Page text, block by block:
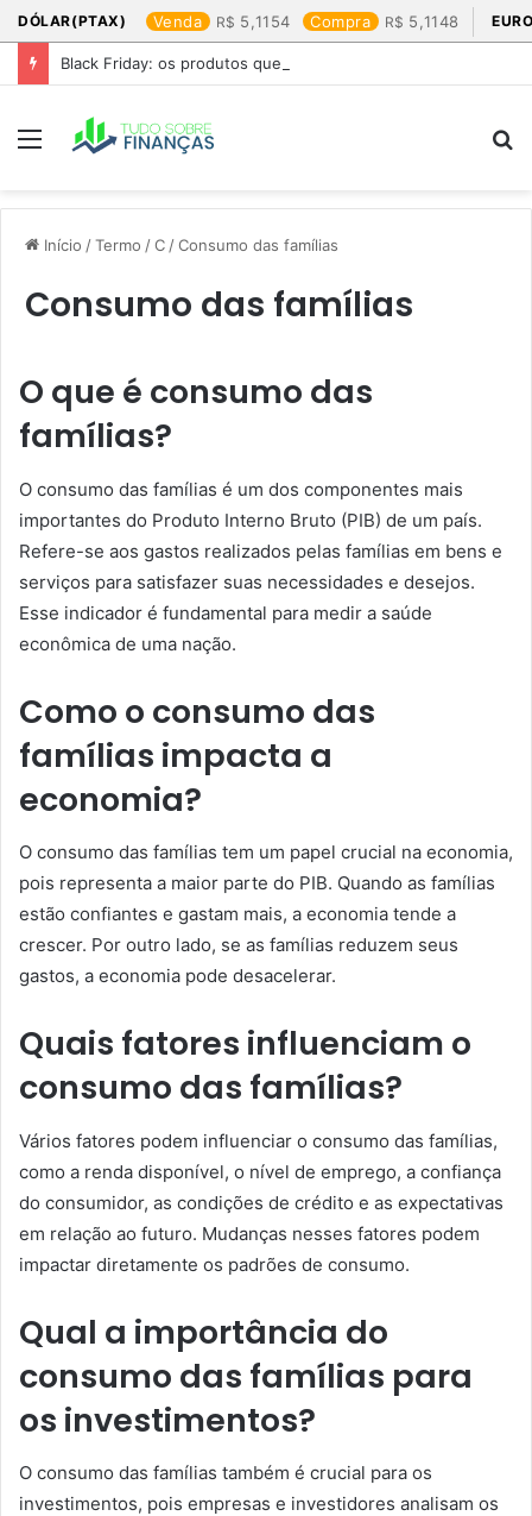
DÓLAR(PTAX) Venda 5,1154 Compra 5,1148
Black Friday: os produtos que mais valem a pena
Menu
Início /Termo /C /Consumo das famílias
Consumo das famílias
O que é consumo das
famílias?
O consumo das famílias é um dos componentes mais
importantes do Produto Interno Bruto (PIB) de um país.
Refere-se aos gastos realizados pelas famílias em bens e
serviços para satisfazer suas necessidades e desejos.
Esse indicador é fundamental para medir a saúde
econômica de uma nação.
Como o consumo das
famílias impacta a
economia?
O consumo das famílias tem um papel crucial na economia,
pois representa a maior parte do PIB. Quando as famílias
estão confiantes e gastam mais, a economia tende a
crescer. Por outro lado, se as famílias reduzem seus
gastos, a economia pode desacelerar.
Quais fatores influenciam o
consumo das famílias?
Vários fatores podem influenciar o consumo das famílias,
como a renda disponível, o nível de emprego, a confiança
do consumidor, as condições de crédito e as expectativas
em relação ao futuro. Mudanças nesses fatores podem
impactar diretamente os padrões de consumo.
Qual a importância do
consumo das famílias para
os investimentos?
O consumo das famílias também é crucial para os
investimentos, pois empresas e investidores analisam os